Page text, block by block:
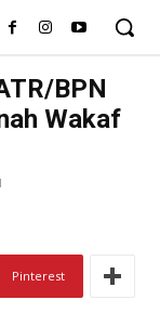
BPN
Wakaf
Pinterest